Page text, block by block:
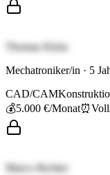
Thomas Klein
Mechatroniker/in · 5
CAD/CAM
💰5.000 €/Monat⏰
Marco Richter